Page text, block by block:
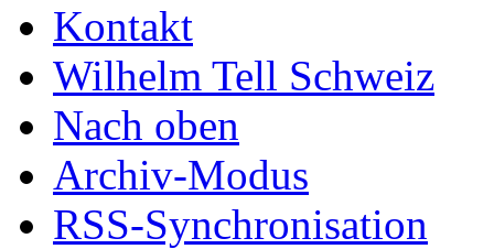
Kontakt
Wilhelm Tell Schweiz
Nach oben
Archiv-Modus
RSS-Synchronisation